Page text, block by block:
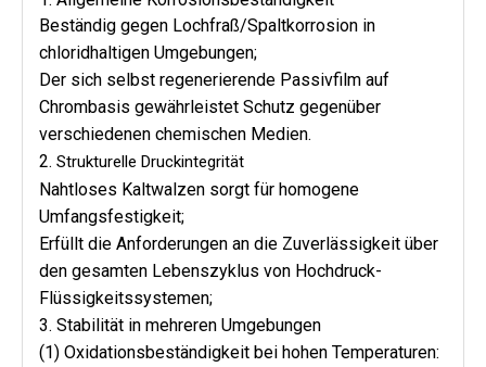
Beständig gegen Lochfraß/Spaltkorrosion in
chloridhaltigen Umgebungen;
Der sich selbst regenerierende Passivfilm auf
Chrombasis gewährleistet Schutz gegenüber
verschiedenen chemischen Medien.
2. Strukturelle Druckintegrität
Nahtloses Kaltwalzen sorgt für homogene
Umfangsfestigkeit;
Erfüllt die Anforderungen an die Zuverlässigkeit über
den gesamten Lebenszyklus von Hochdruck-
Flüssigkeitssystemen;
3. Stabilität in mehreren Umgebungen
(1) Oxidationsbeständigkeit bei hohen Temperaturen: